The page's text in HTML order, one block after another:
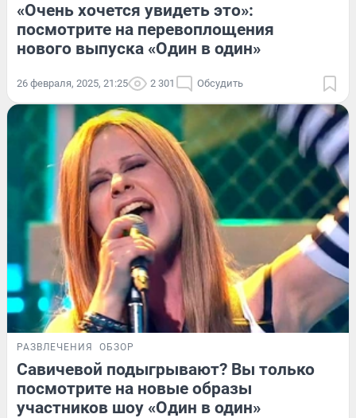
«Очень хочется увидеть это»:
посмотрите на перевоплощения
нового выпуска «Один в один»
26 февраля, 2025, 21:25 2 301 Обсудить
РАЗВЛЕЧЕНИЯ ОБЗОР
Савичевой подыгрывают? Вы только
посмотрите на новые образы
участников шоу «Один в один»